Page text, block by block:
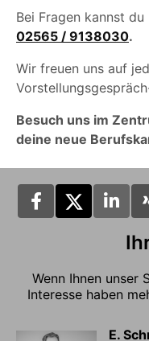
Bei Fragen kannst
02565 / 9138030.
Wir freuen uns auf
Besuch uns im
deine neue
Wenn Ihnen unser
Interesse haben
E.